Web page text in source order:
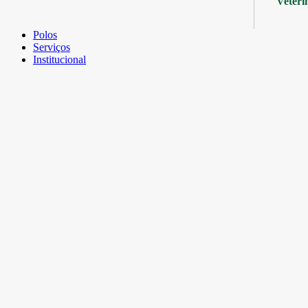
Polos
Serviços
Institucional